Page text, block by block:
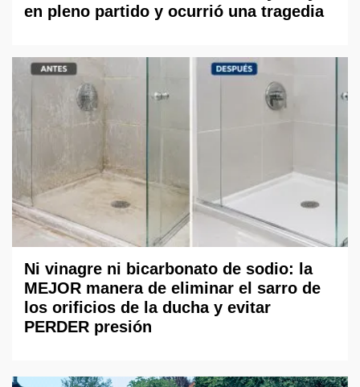
en pleno partido y ocurrió una tragedia
Ni vinagre ni bicarbonato de sodio: la
MEJOR manera de eliminar el sarro de
los orificios de la ducha y evitar
PERDER presión